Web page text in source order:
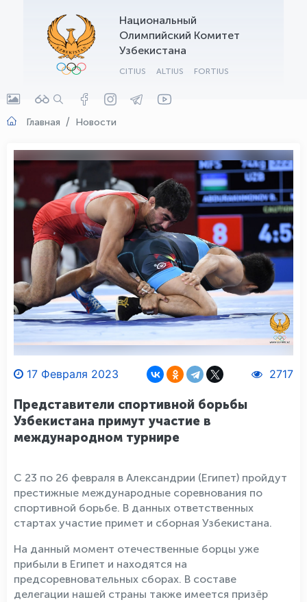
Национальный
Олимпийский Комитет
Узбекистана
CITIUS ALTIUS FORTIUS
Главная Новости
17 Февраля 2023 2717
Представители спортивной борьбы
Узбекистана примут участие в
международном турнире
С 23 по 26 февраля в Александрии (Египет) пройдут
престижные международные соревнования по
спортивной борьбе. В данных ответственных
стартах участие примет и сборная Узбекистана.
На данный момент отечественные борцы уже
прибыли в Египет и находятся на
предсоревновательных сборах. В составе
делегации нашей страны также имеется призёр
OLYMPCHIK AI - yordamchi
Онлайн · olympic.uz